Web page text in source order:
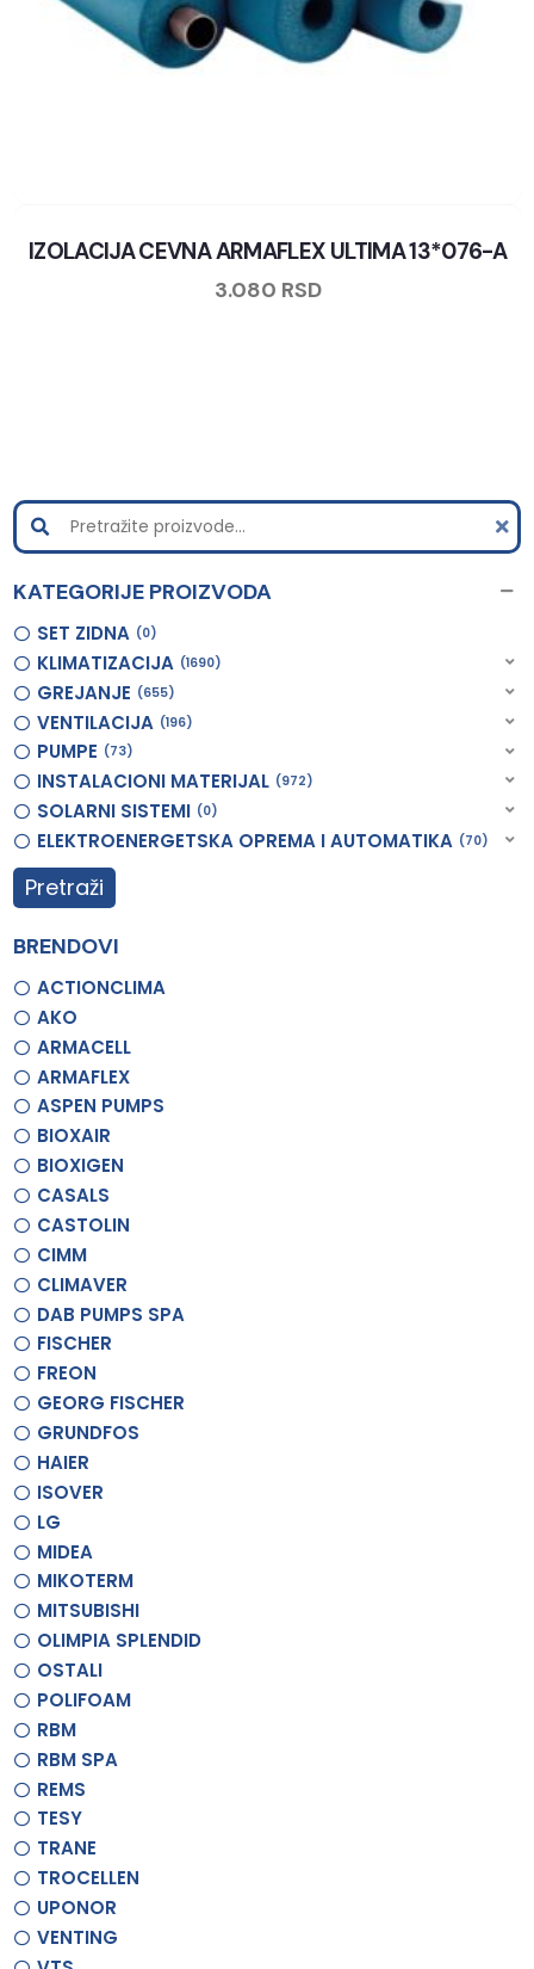
IZOLACIJA CEVNA ARMAFLEX ULTIMA 13*076-A
3.080 RSD
KATEGORIJE PROIZVODA
SET ZIDNA 0
KLIMATIZACIJA 1690
GREJANJE 655
VENTILACIJA 196
PUMPE 73
INSTALACIONI MATERIJAL 972
SOLARNI SISTEMI 0
ELEKTROENERGETSKA OPREMA I AUTOMATIKA 70
Pretraži
BRENDOVI
ACTIONCLIMA
AKO
ARMACELL
ARMAFLEX
ASPEN PUMPS
BIOXAIR
BIOXIGEN
CASALS
CASTOLIN
CIMM
CLIMAVER
DAB PUMPS SPA
FISCHER
FREON
GEORG FISCHER
GRUNDFOS
HAIER
ISOVER
LG
MIDEA
MIKOTERM
MITSUBISHI
OLIMPIA SPLENDID
OSTALI
POLIFOAM
RBM
RBM SPA
REMS
TESY
TRANE
TROCELLEN
UPONOR
VENTING